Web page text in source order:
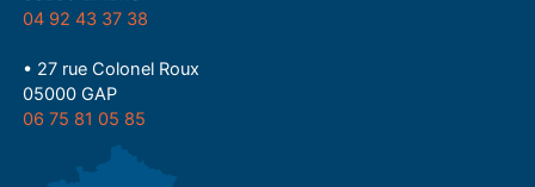
04 92 43 37 38
• 27 rue Colonel Roux
05000 GAP
06 75 81 05 85